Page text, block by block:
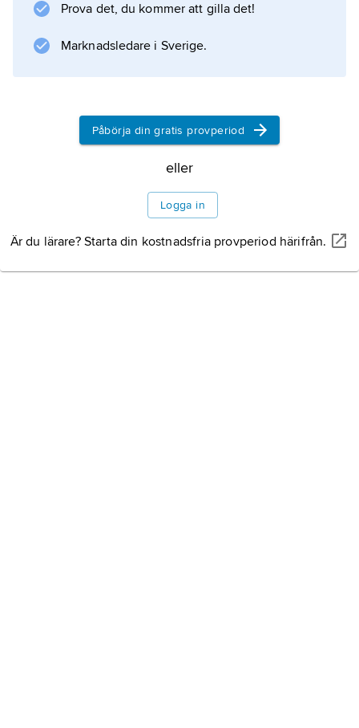
Information om artikeln
Prova det, du kommer att gilla det!
Marknadsledare i Sverige.
Påbörja din gratis provperiod
eller
Logga in
Är du lärare? Starta din kostnadsfria provperiod härifrån.